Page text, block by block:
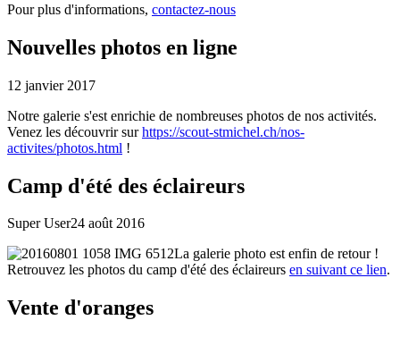
Pour plus d'informations, contactez-nous
Nouvelles photos en ligne
12 janvier 2017
Notre galerie s'est enrichie de nombreuses photos de nos activités.
Venez les découvrir surhttps://scout-stmichel.ch/nos-
activites/photos.html !
Camp d'été des éclaireurs
Super User24 août 2016
La galerie photo est enfin de retour !
Retrouvez les photos du camp d'été des éclaireurs en suivant ce lien.
Vente d'oranges